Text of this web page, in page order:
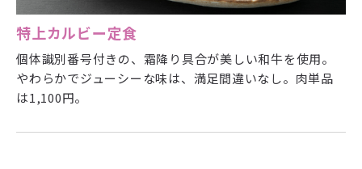
特上カルビー定食
個体識別番号付きの、霜降り具合が美しい和牛を使用。
やわらかでジューシーな味は、満足間違いなし。肉単品
は1,100円。